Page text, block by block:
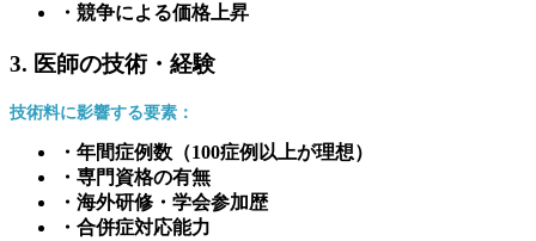
・競争による価格上昇
3. 医師の技術・経験
技術料に影響する要素：
・年間症例数（100症例以上が理想）
・専門資格の有無
・海外研修・学会参加歴
・合併症対応能力